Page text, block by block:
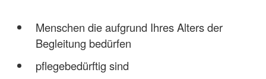
Menschen die aufgrund Ihres Alters der
Begleitung bedürfen
pflegebedürftig sind